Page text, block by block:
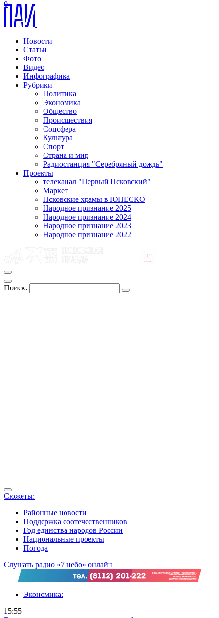
Новости
Статьи
Фото
Видео
Инфографика
Рубрики
Политика
Экономика
Общество
Происшествия
Соцсфера
Культура
Спорт
Страна и мир
Радиостанция "Серебряный дождь"
Проекты
телеканал "Первый Псковский"
Маркет
Псковские храмы в ЮНЕСКО
Народное признание 2025
Народное признание 2024
Народное признание 2023
Народное признание 2022
Поиск:
Сюжеты:
Районные новости
Поддержка соотечественников
Год единства народов России
Национальные проекты
Погода
Слушать радио «7 небо» онлайн
0
Экономика:
15:55